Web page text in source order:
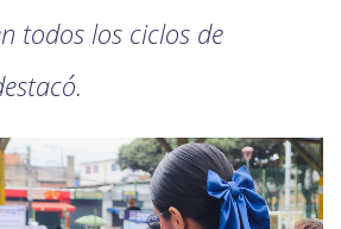
todos los ciclos de